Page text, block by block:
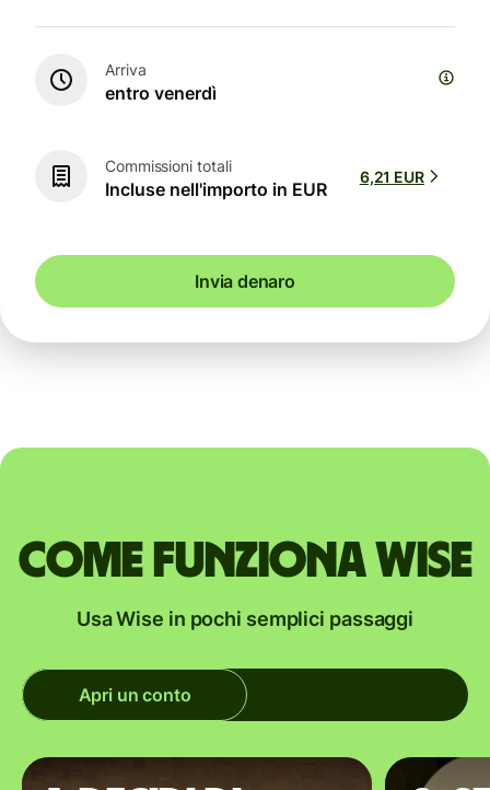
Arriva
entro venerdì
Commissioni totali
Incluse nell'importo in EUR
6,21 EUR
Invia denaro
Come funziona Wise
Usa Wise in pochi semplici passaggi
Apri un conto